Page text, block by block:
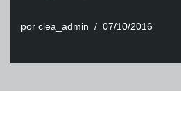
por ciea_admin 07/10/2016